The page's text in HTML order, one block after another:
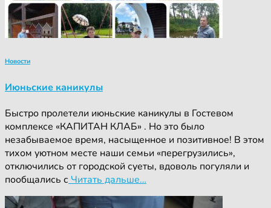
Новости
Июньские каникулы
Быстро пролетели июньские каникулы в Гостевом
комплексе «КАПИТАН КЛАБ» . Но это было
незабываемое время, насыщенное и позитивное! В этом
тихом уютном месте наши семьи «перегрузились»,
отключились от городской суеты, вдоволь погуляли и
пообщались с Читать дальше…